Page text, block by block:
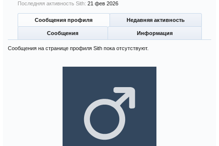
Последняя активность Sith: 21 фев 2026
Сообщения профиля Недавняя активность
Сообщения Информация
Сообщения на странице профиля Sith пока отсутствуют.